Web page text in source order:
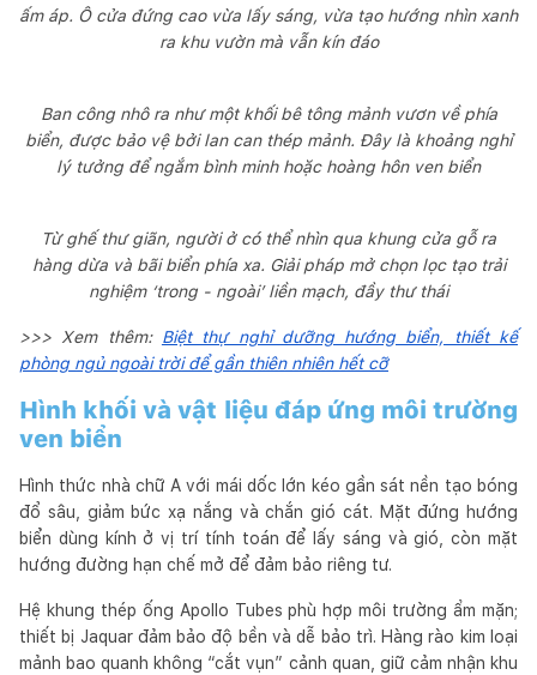
ấm áp. Ô cửa đứng cao vừa lấy sáng, vừa tạo hướng nhìn xanh
ra khu vườn mà vẫn kín đáo
Ban công nhô ra như một khối bê tông mảnh vươn về phía
biển, được bảo vệ bởi lan can thép mảnh. Đây là khoảng nghỉ
lý tưởng để ngắm bình minh hoặc hoàng hôn ven biển
Từ ghế thư giãn, người ở có thể nhìn qua khung cửa gỗ ra
hàng dừa và bãi biển phía xa. Giải pháp mở chọn lọc tạo trải
nghiệm ‘trong - ngoài’ liền mạch, đầy thư thái
>>> Xem thêm: Biệt thự nghỉ dưỡng hướng biển, thiết kế
phòng ngủ ngoài trời để gần thiên nhiên hết cỡ
Hình khối và vật liệu đáp ứng môi trường
ven biển
Hình thức nhà chữ A với mái dốc lớn kéo gần sát nền tạo bóng
đổ sâu, giảm bức xạ nắng và chắn gió cát. Mặt đứng hướng
biển dùng kính ở vị trí tính toán để lấy sáng và gió, còn mặt
hướng đường hạn chế mở để đảm bảo riêng tư.
Hệ khung thép ống Apollo Tubes phù hợp môi trường ẩm mặn;
thiết bị Jaquar đảm bảo độ bền và dễ bảo trì. Hàng rào kim loại
mảnh bao quanh không “cắt vụn” cảnh quan, giữ cảm nhận khu